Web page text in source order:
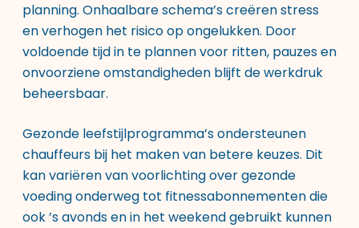
planning. Onhaalbare schema’s creëren stress
en verhogen het risico op ongelukken. Door
voldoende tijd in te plannen voor ritten, pauzes en
onvoorziene omstandigheden blijft de werkdruk
beheersbaar.
Gezonde leefstijlprogramma’s ondersteunen
chauffeurs bij het maken van betere keuzes. Dit
kan variëren van voorlichting over gezonde
voeding onderweg tot fitnessabonnementen die
ook ’s avonds en in het weekend gebruikt kunnen